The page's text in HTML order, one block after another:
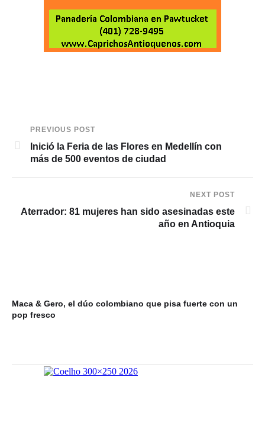
PREVIOUS POST
Inició la Feria de las Flores en Medellín con
más de 500 eventos de ciudad
NEXT POST
Aterrador: 81 mujeres han sido asesinadas este
año en Antioquia
Maca & Gero, el dúo colombiano que pisa fuerte con un
pop fresco